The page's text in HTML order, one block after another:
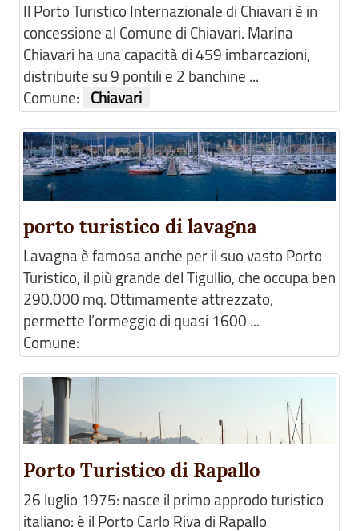
Il Porto Turistico Internazionale di Chiavari è in
concessione al Comune di Chiavari. Marina
Chiavari ha una capacità di 459 imbarcazioni,
distribuite su 9 pontili e 2 banchine ...
Comune:
Chiavari
porto turistico di lavagna
Lavagna è famosa anche per il suo vasto Porto
Turistico, il più grande del Tigullio, che occupa ben
290.000 mq. Ottimamente attrezzato,
permette l’ormeggio di quasi 1600 ...
Comune:
Porto Turistico di Rapallo
26 luglio 1975: nasce il primo approdo turistico
italiano: è il Porto Carlo Riva di Rapallo